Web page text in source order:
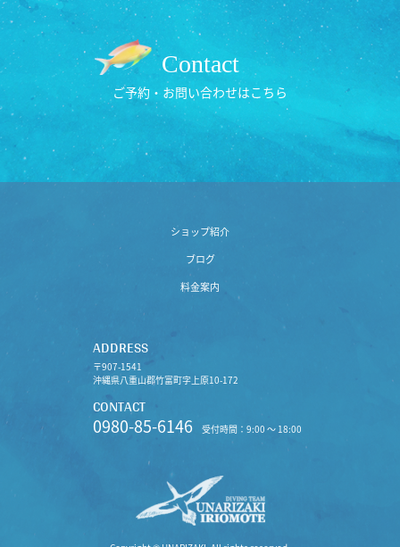
Contact
ご予約・お問い合わせはこちら
ショップ紹介
ブログ
料金案内
ADDRESS
〒907-1541
沖縄県八重山郡竹富町字上原10-172
CONTACT
0980-85-6146 受付時間：9:00 〜 18:00